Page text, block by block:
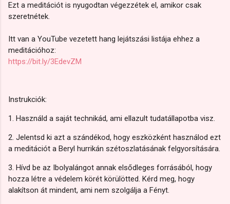
Ezt a meditációt is nyugodtan végezzétek el, amikor csak
szeretnétek.
Itt van a YouTube vezetett hang lejátszási listája ehhez a
meditációhoz:
https://bit.ly/3EdevZM
Instrukciók:
1. Használd a saját technikád, ami ellazult tudatállapotba visz.
2. Jelentsd ki azt a szándékod, hogy eszközként használod ezt
a meditációt a Beryl hurrikán szétoszlatásának felgyorsítására.
3. Hívd be az Ibolyalángot annak elsődleges forrásából, hogy
hozza létre a védelem körét körülötted. Kérd meg, hogy
alakítson át mindent, ami nem szolgálja a Fényt.